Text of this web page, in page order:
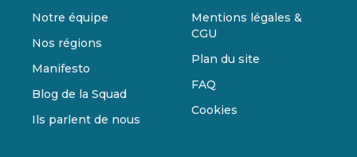
Notre équipe
Nos régions
Manifesto
Blog de la Squad
Ils parlent de nous
Mentions légales &
CGU
Plan du site
FAQ
Cookies